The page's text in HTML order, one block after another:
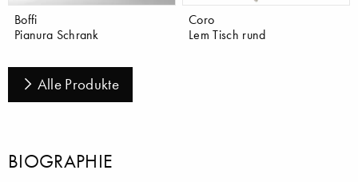
Boffi
Pianura Schrank
Coro
Lem Tisch rund
Alle Produkte
BIOGRAPHIE